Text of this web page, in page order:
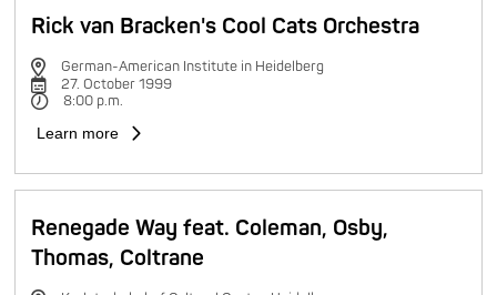
Rick van Bracken's Cool Cats Orchestra
German-American Institute in Heidelberg
27. October 1999
8:00 p.m.
Learn more
Renegade Way feat. Coleman, Osby,
Thomas, Coltrane